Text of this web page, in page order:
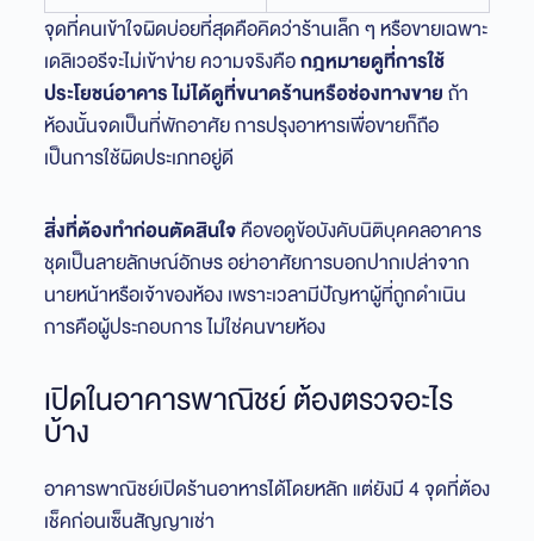
จุดที่คนเข้าใจผิดบ่อยที่สุดคือคิดว่าร้านเล็ก ๆ หรือขายเฉพาะ
เดลิเวอรีจะไม่เข้าข่าย ความจริงคือกฎหมายดูที่การใช้
ประโยชน์อาคาร ไม่ได้ดูที่ขนาดร้านหรือช่องทางขายถ้า
ห้องนั้นจดเป็นที่พักอาศัย การปรุงอาหารเพื่อขายก็ถือ
เป็นการใช้ผิดประเภทอยู่ดี
สิ่งที่ต้องทำก่อนตัดสินใจคือขอดูข้อบังคับนิติบุคคลอาคาร
ชุดเป็นลายลักษณ์อักษร อย่าอาศัยการบอกปากเปล่าจาก
นายหน้าหรือเจ้าของห้อง เพราะเวลามีปัญหาผู้ที่ถูกดำเนิน
การคือผู้ประกอบการ ไม่ใช่คนขายห้อง
เปิดในอาคารพาณิชย์ ต้องตรวจอะไร
บ้าง
อาคารพาณิชย์เปิดร้านอาหารได้โดยหลัก แต่ยังมี 4 จุดที่ต้อง
เช็คก่อนเซ็นสัญญาเช่า